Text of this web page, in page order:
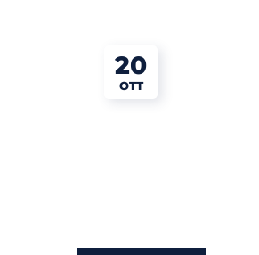
20
OTT